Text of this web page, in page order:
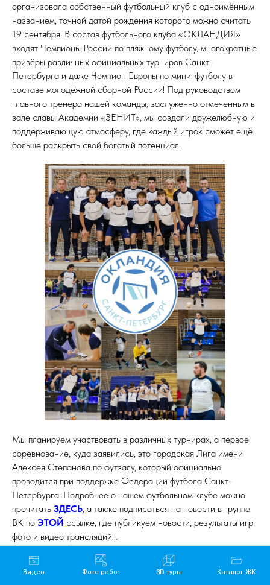
организовала собственный футбольный клуб с одноимённым
названием, точной датой рождения которого можно считать
19 сентября. В состав футбольного клуба «ОКЛАНДИЯ»
входят Чемпионы России по пляжному футболу, многократные
призёры различных официальных турниров Санкт-
Петербурга и даже Чемпион Европы по мини-футболу в
составе молодёжной сборной России! Под руководством
главного тренера нашей команды, заслуженно отмеченным в
зале славы Академии «ЗЕНИТ», мы создали дружелюбную и
поддерживающую атмосферу, где каждый игрок сможет ещё
больше раскрыть свой богатый потенциал.
Мы планируем участвовать в различных турнирах, а первое
соревнование, куда заявились, это городская Лига имени
Алексея Степанова по футзалу, который официально
проводится при поддержке Федерации футбола Санкт-
Петербурга. Подробнее о нашем футбольном клубе можно
прочитать ЗДЕСЬ, а также подписаться на новости в группе
ВК по ЭТОЙ ссылке, где публикуем новости, результаты игр,
фото и видео трансляций…
Начало 2025 года ознаменовалось получением нами
Видео Фото работ 3D туры Каталог ЖК